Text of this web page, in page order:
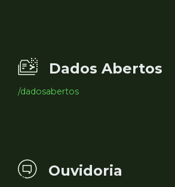
Dados Abertos
/dadosabertos
Ouvidoria